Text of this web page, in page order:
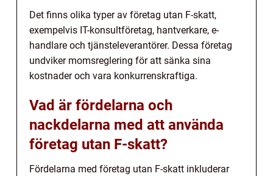
Det finns olika typer av företag utan F-skatt,
exempelvis IT-konsultföretag, hantverkare, e-
handlare och tjänsteleverantörer. Dessa företag
undviker momsreglering för att sänka sina
kostnader och vara konkurrenskraftiga.
Vad är fördelarna och
nackdelarna med att använda
företag utan F-skatt?
Fördelarna med företag utan F-skatt inkluderar